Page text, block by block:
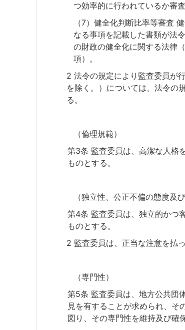
つ効率的に行われているか審
（7）健全化判断比率等審査
なる事項を記載した書類が法
の財政の健全化に関する法律
項）。
2 法令の規定により監査委員が
を除く。）については、法令の
る。
（倫理規範）
第3条 監査委員は、高潔な人格
ものとする。
（独立性、公正不偏の態度及
第4条 監査委員は、独立的かつ
ものとする。
2 監査委員は、正当な注意を払
（専門性）
第5条 監査委員は、地方公共団
見を有することが求められ、そ
図り、その専門性を維持及び確